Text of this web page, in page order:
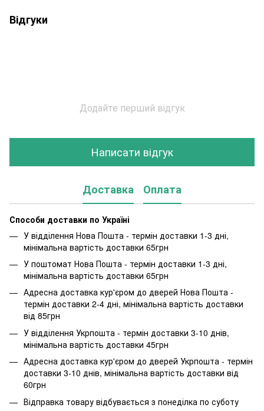
Відгуки
Додайте перший відгук
Написати відгук
Доставка Оплата
Способи доставки по Україні
У відділення Нова Пошта - термін доставки 1-3 дні,
мінімальна вартість доставки 65грн
У поштомат Нова Пошта - термін доставки 1-3 дні,
мінімальна вартість доставки 65грн
Адресна доставка кур'єром до дверей Нова Пошта -
термін доставки 2-4 дні, мінімальна вартість доставки
від 85грн
У відділення Укрпошта - термін доставки 3-10 днів,
мінімальна вартість доставки 45грн
Адресна доставка кур'єром до дверей Укрпошта - термін
доставки 3-10 днів, мінімальна вартість доставки від
60грн
Відправка товару відбувається з понеділка по суботу